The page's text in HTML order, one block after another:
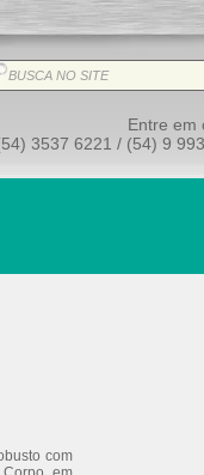
Entre em
3537 6221 / (54) 9
com